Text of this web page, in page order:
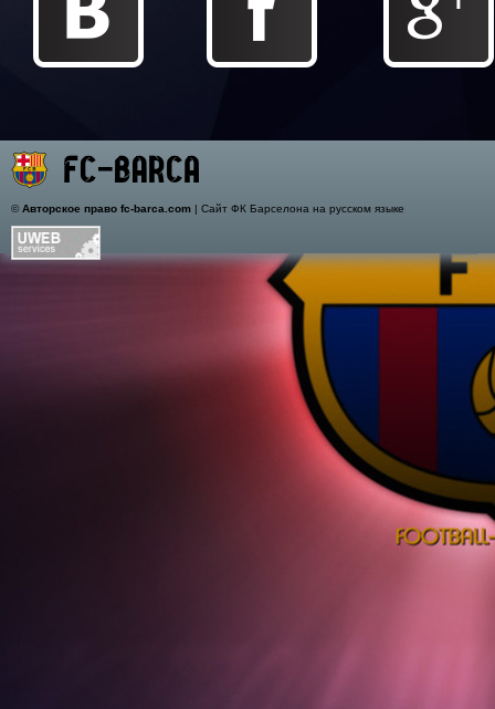
©Авторское право fc-barca.com| Сайт ФК Барселона на русском языке